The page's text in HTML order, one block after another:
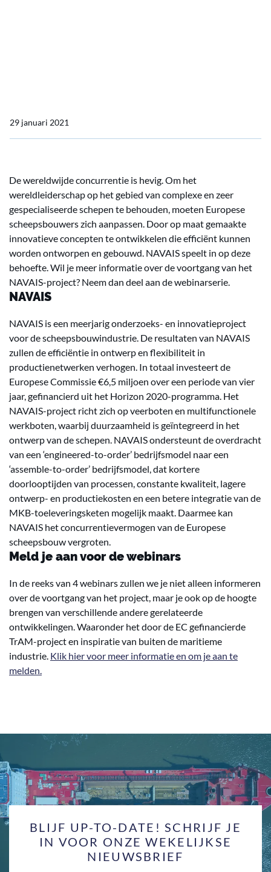
29 januari 2021
De wereldwijde concurrentie is hevig. Om het
wereldleiderschap op het gebied van complexe en zeer
gespecialiseerde schepen te behouden, moeten Europese
scheepsbouwers zich aanpassen. Door op maat gemaakte
innovatieve concepten te ontwikkelen die efficiënt kunnen
worden ontworpen en gebouwd. NAVAIS speelt in op deze
behoefte. Wil je meer informatie over de voortgang van het
NAVAIS-project? Neem dan deel aan de webinarserie.
NAVAIS
NAVAIS is een meerjarig onderzoeks- en innovatieproject
voor de scheepsbouwindustrie. De resultaten van NAVAIS
zullen de efficiëntie in ontwerp en flexibiliteit in
productienetwerken verhogen. In totaal investeert de
Europese Commissie €6,5 miljoen over een periode van vier
jaar, gefinancierd uit het Horizon 2020-programma. Het
NAVAIS-project richt zich op veerboten en multifunctionele
werkboten, waarbij duurzaamheid is geïntegreerd in het
ontwerp van de schepen. NAVAIS ondersteunt de overdracht
van een ‘engineered-to-order’ bedrijfsmodel naar een
‘assemble-to-order’ bedrijfsmodel, dat kortere
doorlooptijden van processen, constante kwaliteit, lagere
ontwerp- en productiekosten en een betere integratie van de
MKB-toeleveringsketen mogelijk maakt. Daarmee kan
NAVAIS het concurrentievermogen van de Europese
scheepsbouw vergroten.
Meld je aan voor de webinars
In de reeks van 4 webinars zullen we je niet alleen informeren
over de voortgang van het project, maar je ook op de hoogte
brengen van verschillende andere gerelateerde
ontwikkelingen. Waaronder het door de EC gefinancierde
TrAM-project en inspiratie van buiten de maritieme
industrie. Klik hier voor meer informatie en om je aan te
melden.
BLIJF UP-TO-DATE! SCHRIJF JE
IN VOOR ONZE WEKELIJKSE
NIEUWSBRIEF